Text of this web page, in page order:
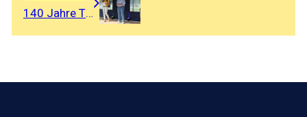
140 Jahre TVW – Vereint im Dorf